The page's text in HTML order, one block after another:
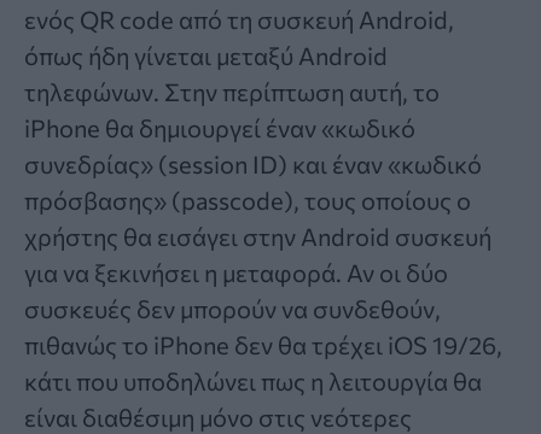
ενός QR code από τη συσκευή Android,
όπως ήδη γίνεται μεταξύ Android
τηλεφώνων. Στην περίπτωση αυτή, το
iPhone θα δημιουργεί έναν «κωδικό
συνεδρίας» (session ID) και έναν «κωδικό
πρόσβασης» (passcode), τους οποίους ο
χρήστης θα εισάγει στην Android συσκευή
για να ξεκινήσει η μεταφορά. Αν οι δύο
συσκευές δεν μπορούν να συνδεθούν,
πιθανώς το iPhone δεν θα τρέχει iOS 19/26,
κάτι που υποδηλώνει πως η λειτουργία θα
είναι διαθέσιμη μόνο στις νεότερες